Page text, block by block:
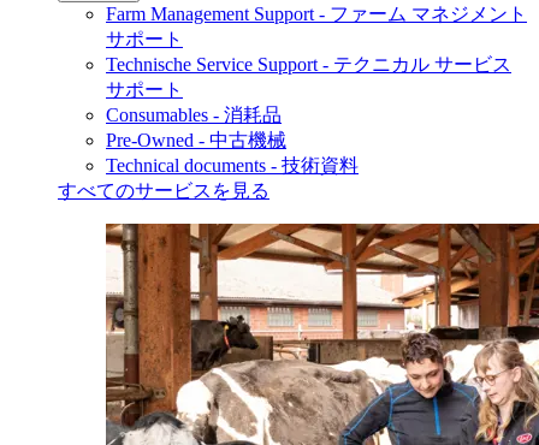
Farm Management Support - ファーム マネジメント
サポート
Technische Service Support - テクニカル サービス
サポート
Consumables - 消耗品
Pre-Owned - 中古機械
Technical documents - 技術資料
すべてのサービスを見る